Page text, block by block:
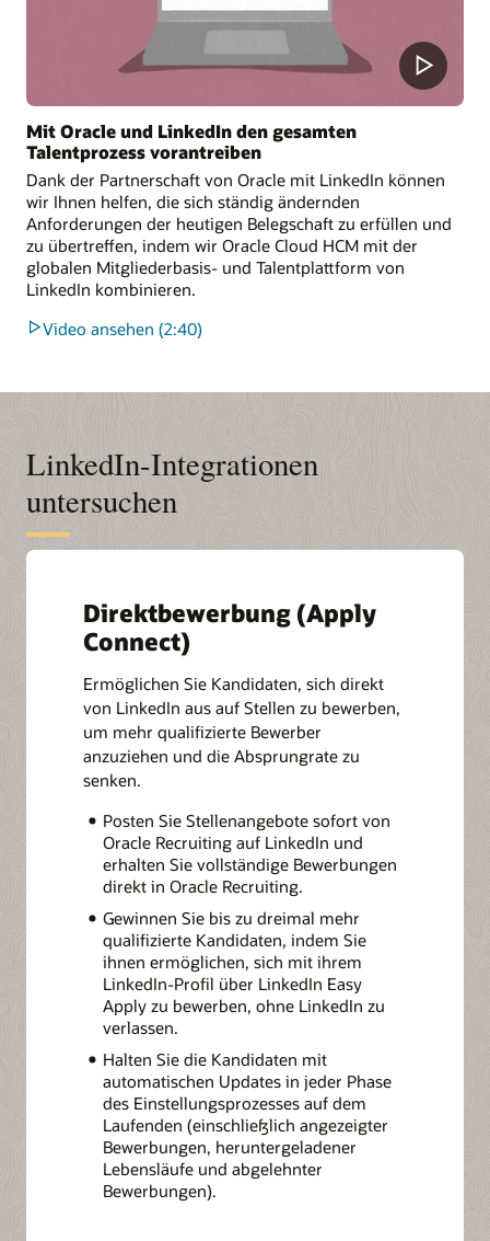
Mit Oracle und LinkedIn den gesamten
Talentprozess vorantreiben
Dank der Partnerschaft von Oracle mit LinkedIn können
wir Ihnen helfen, die sich ständig ändernden
Anforderungen der heutigen Belegschaft zu erfüllen und
zu übertreffen, indem wir Oracle Cloud HCM mit der
globalen Mitgliederbasis- und Talentplattform von
LinkedIn kombinieren.
Video ansehen (2:40)
LinkedIn-Integrationen
untersuchen
Direktbewerbung (Apply
Connect)
Ermöglichen Sie Kandidaten, sich direkt
von LinkedIn aus auf Stellen zu bewerben,
um mehr qualifizierte Bewerber
anzuziehen und die Absprungrate zu
senken.
Posten Sie Stellenangebote sofort von
Oracle Recruiting auf LinkedIn und
erhalten Sie vollständige Bewerbungen
direkt in Oracle Recruiting.
Gewinnen Sie bis zu dreimal mehr
qualifizierte Kandidaten, indem Sie
ihnen ermöglichen, sich mit ihrem
LinkedIn-Profil über LinkedIn Easy
Apply zu bewerben, ohne LinkedIn zu
verlassen.
Halten Sie die Kandidaten mit
automatischen Updates in jeder Phase
des Einstellungsprozesses auf dem
Laufenden (einschließlich angezeigter
Bewerbungen, heruntergeladener
Lebensläufe und abgelehnter
Bewerbungen).